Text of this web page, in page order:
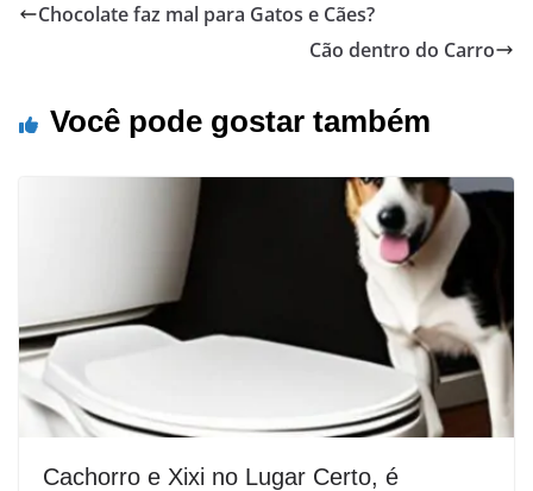
Chocolate faz mal para Gatos e Cães?
Cão dentro do Carro
Você pode gostar também
Cachorro e Xixi no Lugar Certo, é